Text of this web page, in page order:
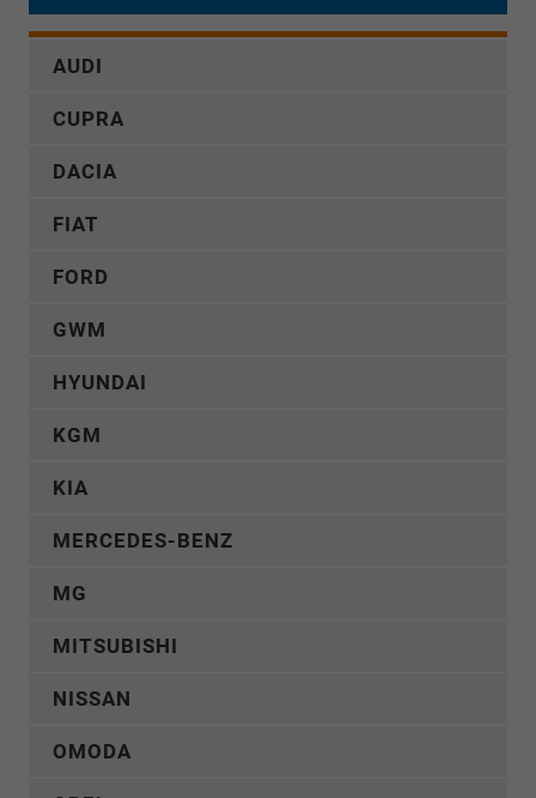
AUDI
CUPRA
DACIA
FIAT
FORD
GWM
HYUNDAI
KGM
KIA
MERCEDES-BENZ
MG
MITSUBISHI
NISSAN
OMODA